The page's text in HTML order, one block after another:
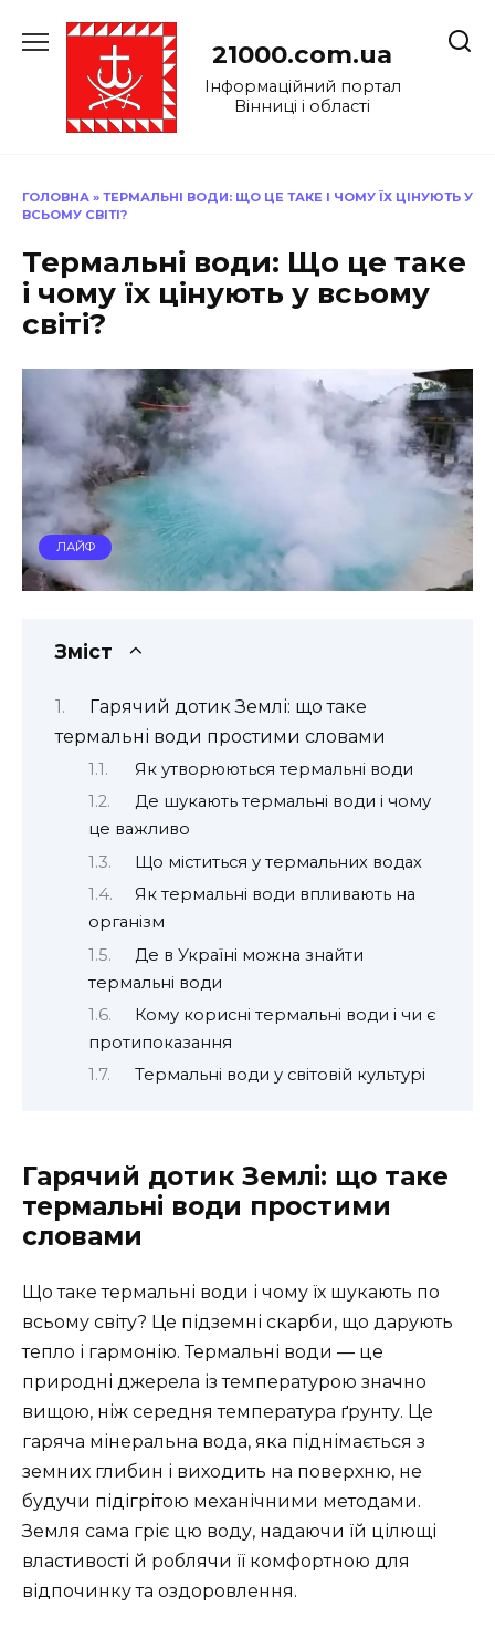
до
21000.com.ua
Інформаційний портал
Вінниці і області
ГОЛОВНА » ТЕРМАЛЬНІ ВОДИ: ЩО ЦЕ ТАКЕ І ЧОМУ ЇХ ЦІНУЮТЬ У
ВСЬОМУ СВІТІ?
Термальні води: Що це таке
і чому їх цінують у всьому
світі?
ЛАЙФ
Зміст
Гарячий дотик Землі: що таке
термальні води простими словами
Як утворюються термальні води
Де шукають термальні води і чому
це важливо
Що міститься у термальних водах
Як термальні води впливають на
організм
Де в Україні можна знайти
термальні води
Кому корисні термальні води і чи є
протипоказання
Термальні води у світовій культурі
Гарячий дотик Землі: що таке
термальні води простими
словами
Що таке термальні води і чому їх шукають по
всьому світу? Це підземні скарби, що дарують
тепло і гармонію. Термальні води — це
природні джерела із температурою значно
вищою, ніж середня температура ґрунту. Це
гаряча мінеральна вода, яка піднімається з
земних глибин і виходить на поверхню, не
будучи підігрітою механічними методами.
Земля сама гріє цю воду, надаючи їй цілющі
властивості й роблячи її комфортною для
відпочинку та оздоровлення.